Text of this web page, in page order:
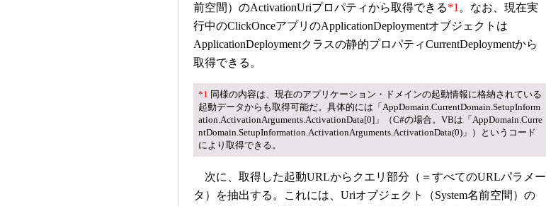
前空間）のActivationUriプロパティから取得できる*1 。なお、現在実
行中のClickOnceアプリのApplicationDeploymentオブジェクトは
ApplicationDeploymentクラスの静的プロパティCurrentDeploymentから
取得できる。
*1 同様の内容は、現在のアプリケーション・ドメインの起動情報に格納されている
起動データからも取得可能だ。具体的には「AppDomain.CurrentDomain.SetupInform
ation.ActivationArguments. ActivationData[0]」（C#の場合。VBは「AppDomain.Curre
ntDomain.SetupInformation.ActivationArguments. ActivationData(0)」）というコード
により取得できる。
次に、取得した起動URLからクエリ部分（＝すべてのURLパラメー
タ）を抽出する。これには、Uriオブジェクト（System名前空間）の